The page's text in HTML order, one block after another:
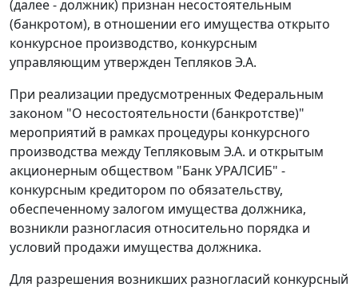
(далее - должник) признан несостоятельным
(банкротом), в отношении его имущества открыто
конкурсное производство, конкурсным
управляющим утвержден Тепляков Э.А.
При реализации предусмотренныхФедеральным
законом "О несостоятельности (банкротстве)"
мероприятий в рамках процедуры конкурсного
производства между Тепляковым Э.А. и открытым
акционерным обществом "Банк УРАЛСИБ" -
конкурсным кредитором по обязательству,
обеспеченному залогом имущества должника,
возникли разногласия относительно порядка и
условий продажи имущества должника.
Для разрешения возникших разногласий конкурсный